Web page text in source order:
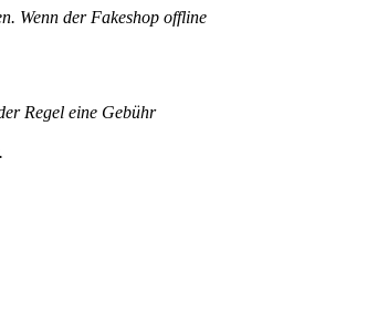
Wenn der Fakeshop offline
Regel eine Gebühr